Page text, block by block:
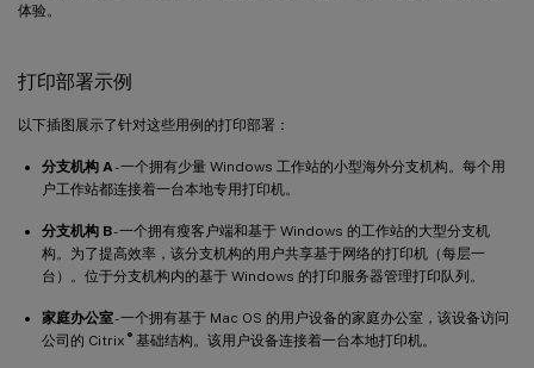
体验。
打印部署示例
以下插图展示了针对这些用例的打印部署：
分支机构 A- 一个拥有少量 Windows 工作站的小型海外分支机构。每个用
户工作站都连接着一台本地专用打印机。
分支机构 B- 一个拥有瘦客户端和基于 Windows 的工作站的大型分支机
构。为了提高效率，该分支机构的用户共享基于网络的打印机（每层一
台）。位于分支机构内的基于 Windows 的打印服务器管理打印队列。
家庭办公室- 一个拥有基于 Mac OS 的用户设备的家庭办公室，该设备访问
公司的 Citrix ®基础结构。该用户设备连接着一台本地打印机。